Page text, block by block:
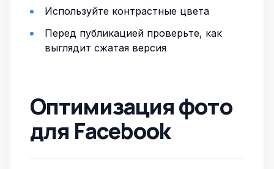
Используйте контрастные цвета
Перед публикацией проверьте, как
выглядит сжатая версия
Оптимизация фото
для Facebook